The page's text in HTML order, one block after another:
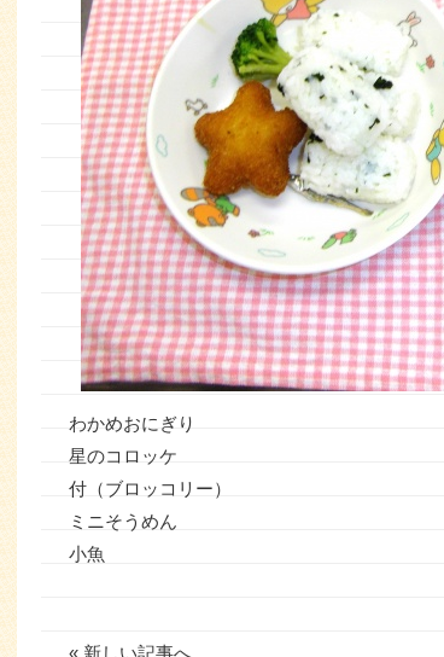
わかめおにぎり
星のコロッケ
付（ブロッコリー）
ミニそうめん
小魚
« 新しい記事へ